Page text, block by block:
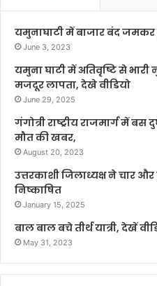
यमुनाघाटी में बाजार बंद जमकर
June 3, 2023
यमुना घाटी में अतिवृष्टि से
मजदूर लापता, देखे वीडियो
June 29, 2025
गंगोत्री राष्ट्रीय राजमार्ग में
मौत की खबर,
August 20, 2023
उत्तरकाशी जिलाध्यक्ष ने चार
निष्काषित
January 15, 2025
बाल बाल बचे तीर्थ यात्री, देखें
May 31, 2023